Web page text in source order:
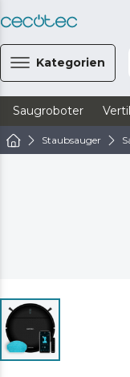
Kategorien
Saugroboter
Staubsauger